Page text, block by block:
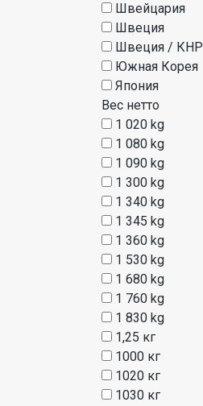
Швейцария
Швеция
Швеция / КНР
Южная Корея
Япония
Вес нетто
1 020 kg
1 080 kg
1 090 kg
1 300 kg
1 340 kg
1 345 kg
1 360 kg
1 530 kg
1 680 kg
1 760 kg
1 830 kg
1,25 кг
1000 кг
1020 кг
1030 кг